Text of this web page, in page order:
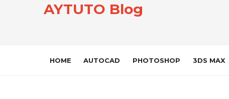
AYTUTO Blog
HOME AUTOCAD PHOTOSHOP 3DS MAX